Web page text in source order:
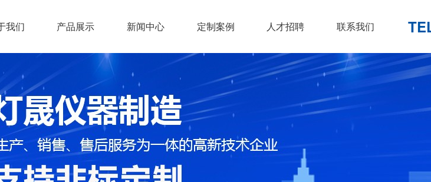
我们 产品展示 新闻中心 定制案例 人才招聘 联系我们